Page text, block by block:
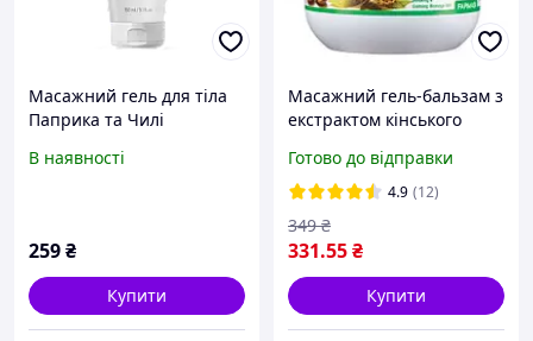
Масажний гель для тіла
Паприка та Чилі
& Chili Dr.Tuna Farmasi,
В наявності
259₴
Купити
Масажний гель-бальзам з
екстрактом кінського
Готово до відправки
4.9 (12)
331.55₴
349 ₴
Купити